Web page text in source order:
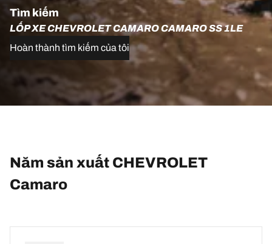
Tìm kiếm
LỐP XE CHEVROLET CAMARO CAMARO SS 1LE
Hoàn thành tìm kiếm của tôi
Năm sản xuất CHEVROLET
Camaro